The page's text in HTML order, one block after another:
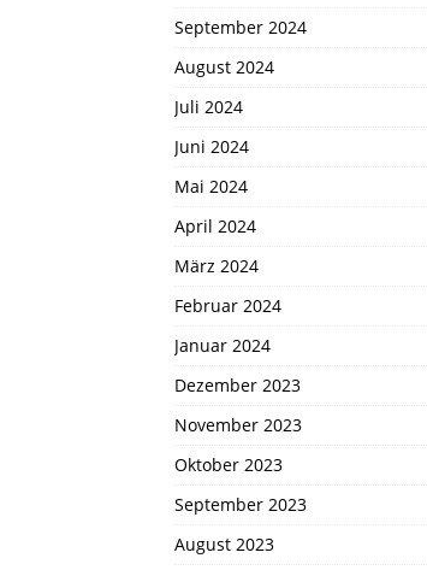
September 2024
August 2024
Juli 2024
Juni 2024
Mai 2024
April 2024
März 2024
Februar 2024
Januar 2024
Dezember 2023
November 2023
Oktober 2023
September 2023
August 2023